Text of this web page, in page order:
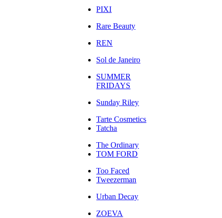
PIXI
Rare Beauty
REN
Sol de Janeiro
SUMMER
FRIDAYS
Sunday Riley
Tarte Cosmetics
Tatcha
The Ordinary
TOM FORD
Too Faced
Tweezerman
Urban Decay
ZOEVA